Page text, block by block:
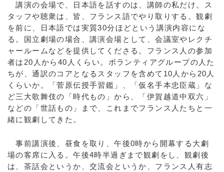
講演の会場で、日本語を話すのは、講師の私だけ。ス
タッフや聴衆は、皆、フランス語でやり取りする。観劇
を前に、日本語では実質30分ほどという講演内容にな
る。国立劇場の場合、講演会場として、会議室やレクチ
ャールームなどを提供してくださる。フランス人の参加
者は20人から40人くらい。ボランティアグループの人た
ちが、通訳のコアとなるスタッフを含めて10人から20人
くらいか。「菅原伝授手習鑑」、「仮名手本忠臣蔵」な
ど三大歌舞伎の「時代もの」から、「伊賀越道中双六」
などの「世話もの」まで、これまでフランス人たちと一
緒に観劇してきた。
事前講演後、昼食を取り、午後0時から開幕する大劇
場の客席に入る。午後4時半過ぎまで観劇をし、観劇後
は、茶話会というか、交流会というか、フランス人有志